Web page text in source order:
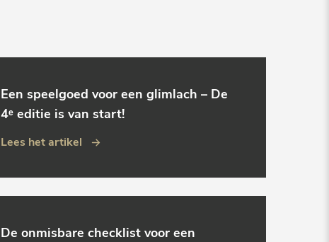
Een speelgoed voor een glimlach – De
4ᵉ editie is van start!
Lees het artikel
De onmisbare checklist voor een